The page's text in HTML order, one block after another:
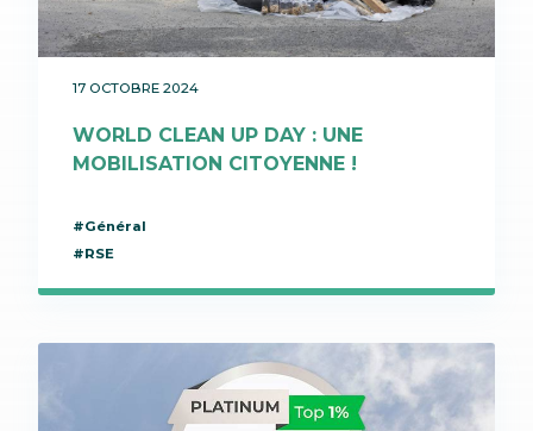
17 OCTOBRE 2024
WORLD CLEAN UP DAY : UNE
MOBILISATION CITOYENNE !
#Général
#RSE